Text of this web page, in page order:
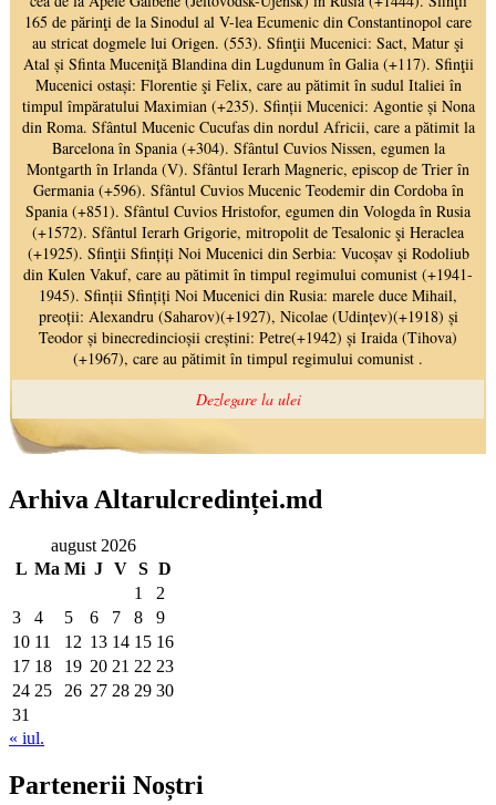
Arhiva Altarulcredinței.md
august 2026
L Ma Mi J V S D
1
2
3
4 5 6 7 8
9
10 11 12 13 14 15 16
17 18 19 20 21 22 23
24 25 26 27 28 29 30
31
« iul.
Partenerii Noștri